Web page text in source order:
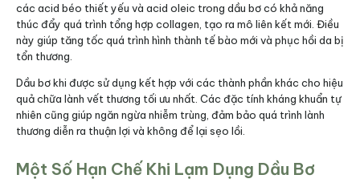
các acid béo thiết yếu và acid oleic trong dầu bơ có khả năng
thúc đẩy quá trình tổng hợp collagen, tạo ra mô liên kết mới. Điều
này giúp tăng tốc quá trình hình thành tế bào mới và phục hồi da bị
tổn thương.
Dầu bơ khi được sử dụng kết hợp với các thành phần khác cho hiệu
quả chữa lành vết thương tối ưu nhất. Các đặc tính kháng khuẩn tự
nhiên cũng giúp ngăn ngừa nhiễm trùng, đảm bảo quá trình lành
thương diễn ra thuận lợi và không để lại sẹo lồi.
Một Số Hạn Chế Khi Lạm Dụng Dầu Bơ